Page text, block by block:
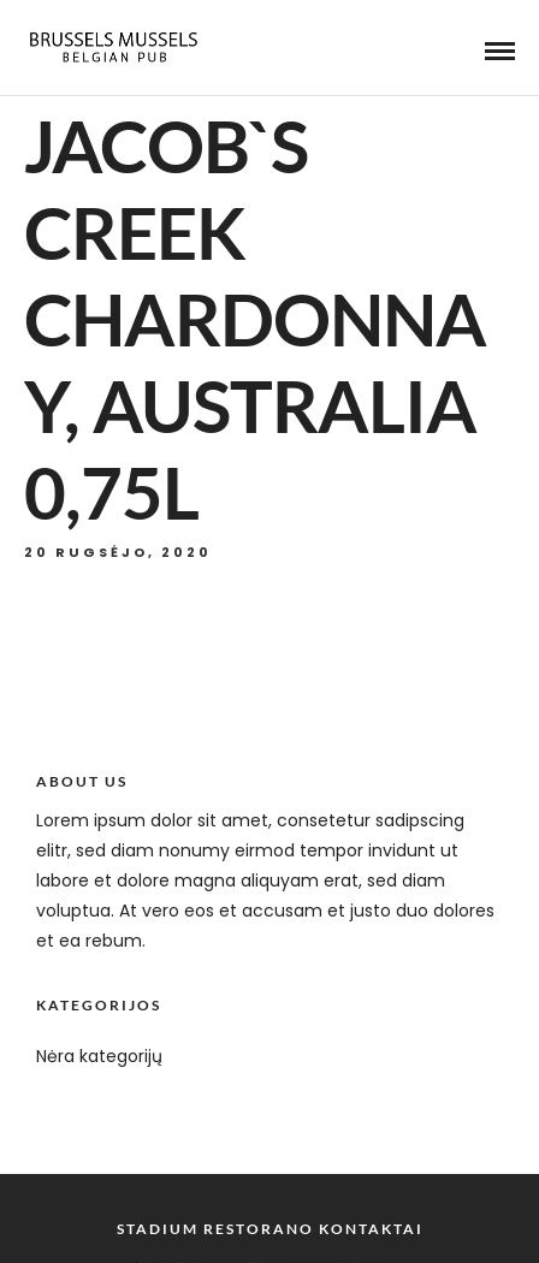
JACOB`S
CREEK
CHARDONNA
Y, AUSTRALIA
0,75L
20 RUGSĖJO, 2020
ABOUT US
Lorem ipsum dolor sit amet, consetetur sadipscing
elitr, sed diam nonumy eirmod tempor invidunt ut
labore et dolore magna aliquyam erat, sed diam
voluptua. At vero eos et accusam et justo duo dolores
et ea rebum.
KATEGORIJOS
Nėra kategorijų
STADIUM RESTORANO KONTAKTAI